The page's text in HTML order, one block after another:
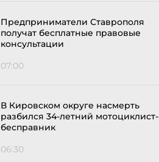
Предприниматели Ставрополя
получат бесплатные правовые
консультации
07:00
В Кировском округе насмерть
разбился 34-летний мотоциклист-
бесправник
06:30